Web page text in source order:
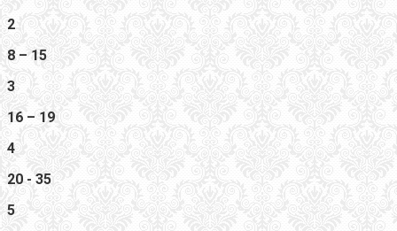
2
8 – 15
3
16 – 19
4
20 - 35
5